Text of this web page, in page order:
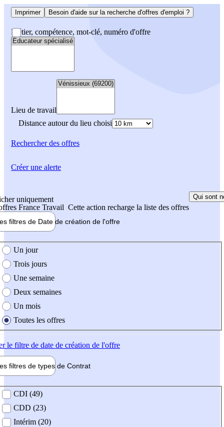
Imprimer Besoin d'aide sur la recherche d'offres d'emploi ?
Métier, compétence, mot-clé, numéro d'offre
Lieu de travail
Distance autour du lieu choisi
Rechercherdes offres
uniquement
France Travail Cette action recharge la liste des offres
Qui sont
filtres de Date de création de l'offre
création de l'offre
Un jour
Trois jours
Une semaine
Deux semaines
Un mois
Toutes les offres
le filtre de date de création de l'offre
filtres de types de Contrat
contrat
CDI (49)
CDD (23)
Intérim (20)
Créer une alerte